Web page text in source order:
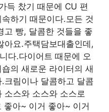
득 찼기 때문에 CU 편
하기 때문이다.모든 것
고 빵, 달콤한 것들을 좋
아요.주택담보대출인데,
다.다이어트 때문에 오
의 새로운 라이터의 새
크림이나 달콤하고 달콤
소스와 소스와 소스로
좋아~ 이거 좋아~ 이거